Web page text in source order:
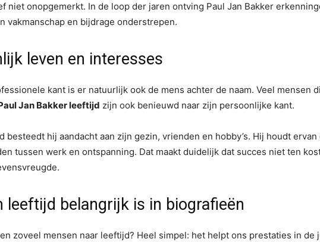
niet onopgemerkt. In de loop der jaren ontving Paul Jan Bakker
vakmanschap en bijdrage onderstrepen.
leven en interesses
kant is er natuurlijk ook de mens achter de naam. Veel mensen
Jan Bakker leeftijd zijn ook benieuwd naar zijn persoonlijke kant.
besteedt hij aandacht aan zijn gezin, vrienden en hobby’s. Hij houdt ervan
tussen werk en ontspanning. Dat maakt duidelijk dat succes niet ten
leeftijd belangrijk is in biografieën
zoveel mensen naar leeftijd? Heel simpel: het helpt ons prestaties in de